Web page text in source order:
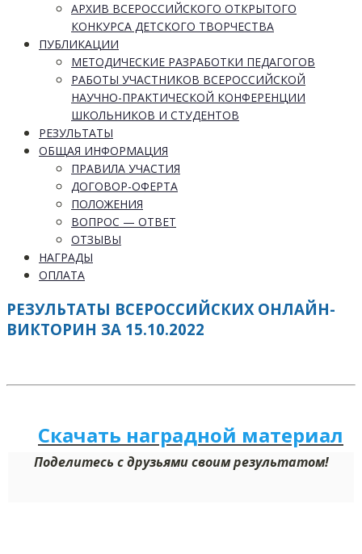
АРХИВ ВСЕРОССИЙСКОГО ОТКРЫТОГО
КОНКУРСА ДЕТСКОГО ТВОРЧЕСТВА
ПУБЛИКАЦИИ
МЕТОДИЧЕСКИЕ РАЗРАБОТКИ ПЕДАГОГОВ
РАБОТЫ УЧАСТНИКОВ ВСЕРОССИЙСКОЙ
НАУЧНО-ПРАКТИЧЕСКОЙ КОНФЕРЕНЦИИ
ШКОЛЬНИКОВ И СТУДЕНТОВ
РЕЗУЛЬТАТЫ
ОБЩАЯ ИНФОРМАЦИЯ
ПРАВИЛА УЧАСТИЯ
ДОГОВОР-ОФЕРТА
ПОЛОЖЕНИЯ
ВОПРОС — ОТВЕТ
ОТЗЫВЫ
НАГРАДЫ
ОПЛАТА
РЕЗУЛЬТАТЫ ВСЕРОССИЙСКИХ ОНЛАЙН-
ВИКТОРИН ЗА 15.10.2022
Скачать наградной материал
Поделитесь с друзьями своим результатом!